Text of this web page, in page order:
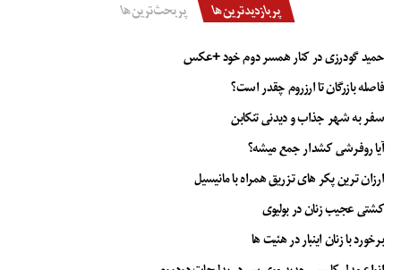
پربازدیدترین‌ها پربحث‌ترین‌ها
حمید گودرزی در کنار همسر دوم خود +عکس
فاصله بازرگان تا ارزروم چقدر است؟
سفر به شهر جذاب و دیدنی تنکابن
آیا روفرشی کشدار جمع میشه؟
ارزان ترین پکر های تزریق همراه با مانیسیل
کشتی عجیب زنان در بولیوی
برخورد با زنان اینبار در هئیت ها